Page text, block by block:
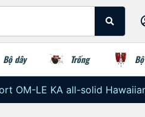
Bộ dây Trống
OM-LE KA all-solid